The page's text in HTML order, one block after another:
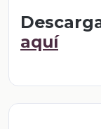
aquí